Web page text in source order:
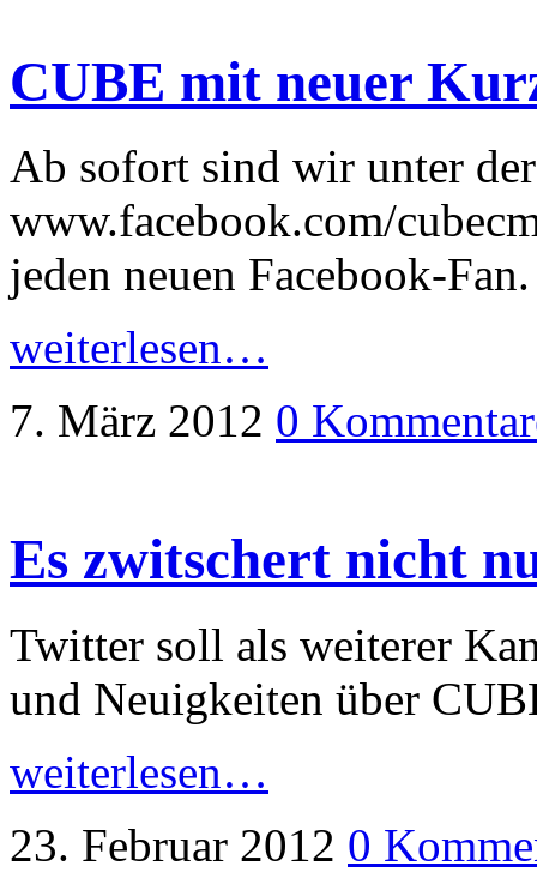
CUBE mit neuer
Ab sofort sind wir unter
www.facebook.com/
jeden neuen Facebook-Fan.
weiterlesen…
7. März 2012 0
Es zwitschert nicht
Twitter soll als weiterer
und Neuigkeiten über
weiterlesen…
23. Februar 2012 0